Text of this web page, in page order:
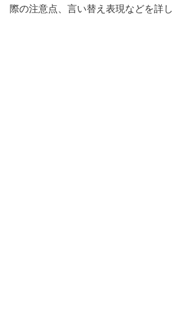
際の注意点、言い替え表現などを詳